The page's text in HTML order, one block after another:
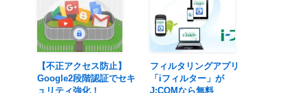
【不正アクセス防止】
Google2段階認証でセキ
フィルタリングアプリ
「iフィルター」が